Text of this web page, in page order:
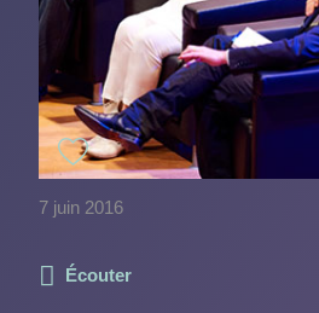
7 juin 2016
Écouter